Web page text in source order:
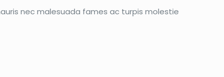
nec malesuada fames ac turpis molestie